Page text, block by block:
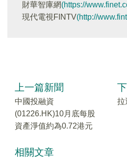
財華智庫網(https://
現代電視FINTV(http://
上一篇新聞
中國投融資
(01226.HK)10月底每股
資產淨值約為0.72港元
拉
相關文章